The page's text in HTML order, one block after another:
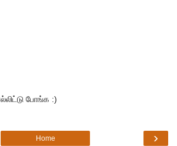
போங்க :)
›
Home